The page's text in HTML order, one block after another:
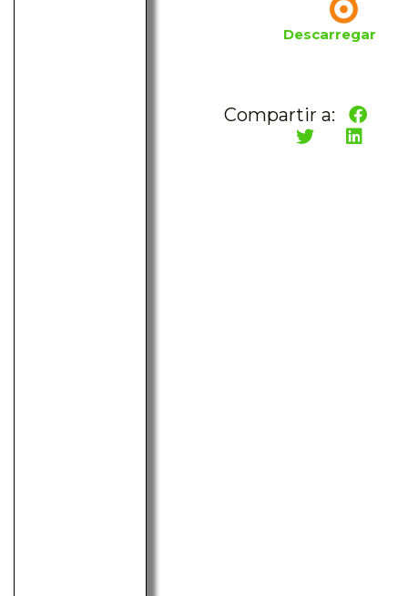
Descarregar
Compartir a: